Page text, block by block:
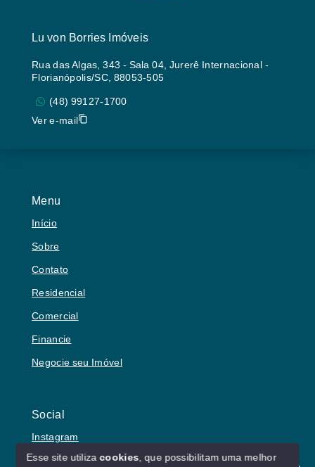
Menu
Início
Sobre
Contato
Residencial
Comercial
Financie
Negocie seu Imóvel
Social
Instagram
Lu von Borries Imóveis
Rua das Algas, 343 - Sala 04, Jurerê Internacional -
Florianópolis/SC, 88053-505
(48) 99127-1700
Ver e-mail
Esse site utilizacookies , que possibilitam uma melhor